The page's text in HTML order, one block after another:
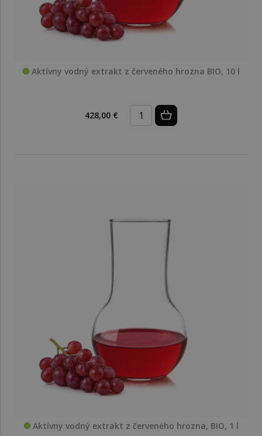
Aktívny vodný extrakt z červeného hrozna BIO, 10 l
428,00 €
Aktívny vodný extrakt z červeného hrozna, BIO, 1 l